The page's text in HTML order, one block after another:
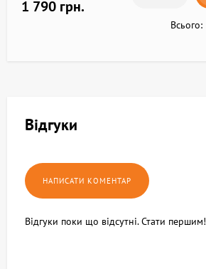
1 790 грн.
Всього:
Відгуки
Відгуки поки що відсутні. Стати першим!